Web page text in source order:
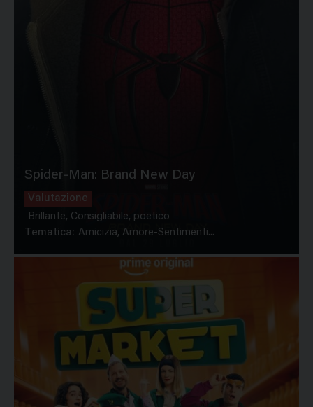
Spider-Man: Brand New Day
Valutazione
Brillante, Consigliabile, poetico
Tematica: Amicizia, Amore-Sentimenti...